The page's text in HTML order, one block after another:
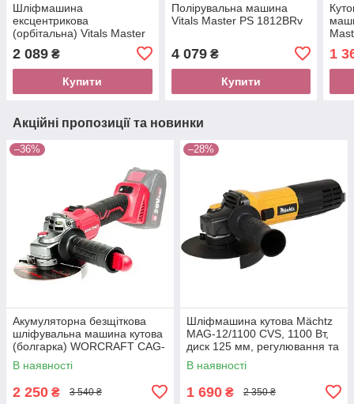
Шліфмашина
ексцентрикова
(орбітальна) Vitals Master
Os 30125Sv, 300 Вт, 12000
об/хв, діаметр круга 125
мм
2 089 ₴
Купити
Полірувальна машина
Vitals Master PS 1812BRv
4 079₴
Купити
1
Акційні пропозиції та новинки
–36%
Акумуляторна безщіткова
шліфувальна машина кутова
(болгарка) WORCRAFT CAG-
S20LiBS-125 (20В, без АКБ та
ЗП)
В наявності
2 250 ₴ 3 540 ₴
–28%
Шліфмашина кутова Mächtz
MAG-12/1100 CVS, 1100 Вт,
диск 125 мм, регулювання та
стабілізація обертів
В наявності
1 690 ₴ 2 350 ₴